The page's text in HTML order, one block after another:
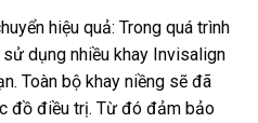
hiệu quả: Trong quá trình
dụng nhiều khay Invisalign
Toàn bộ khay niềng sẽ đã
đồ điều trị. Từ đó đảm bảo